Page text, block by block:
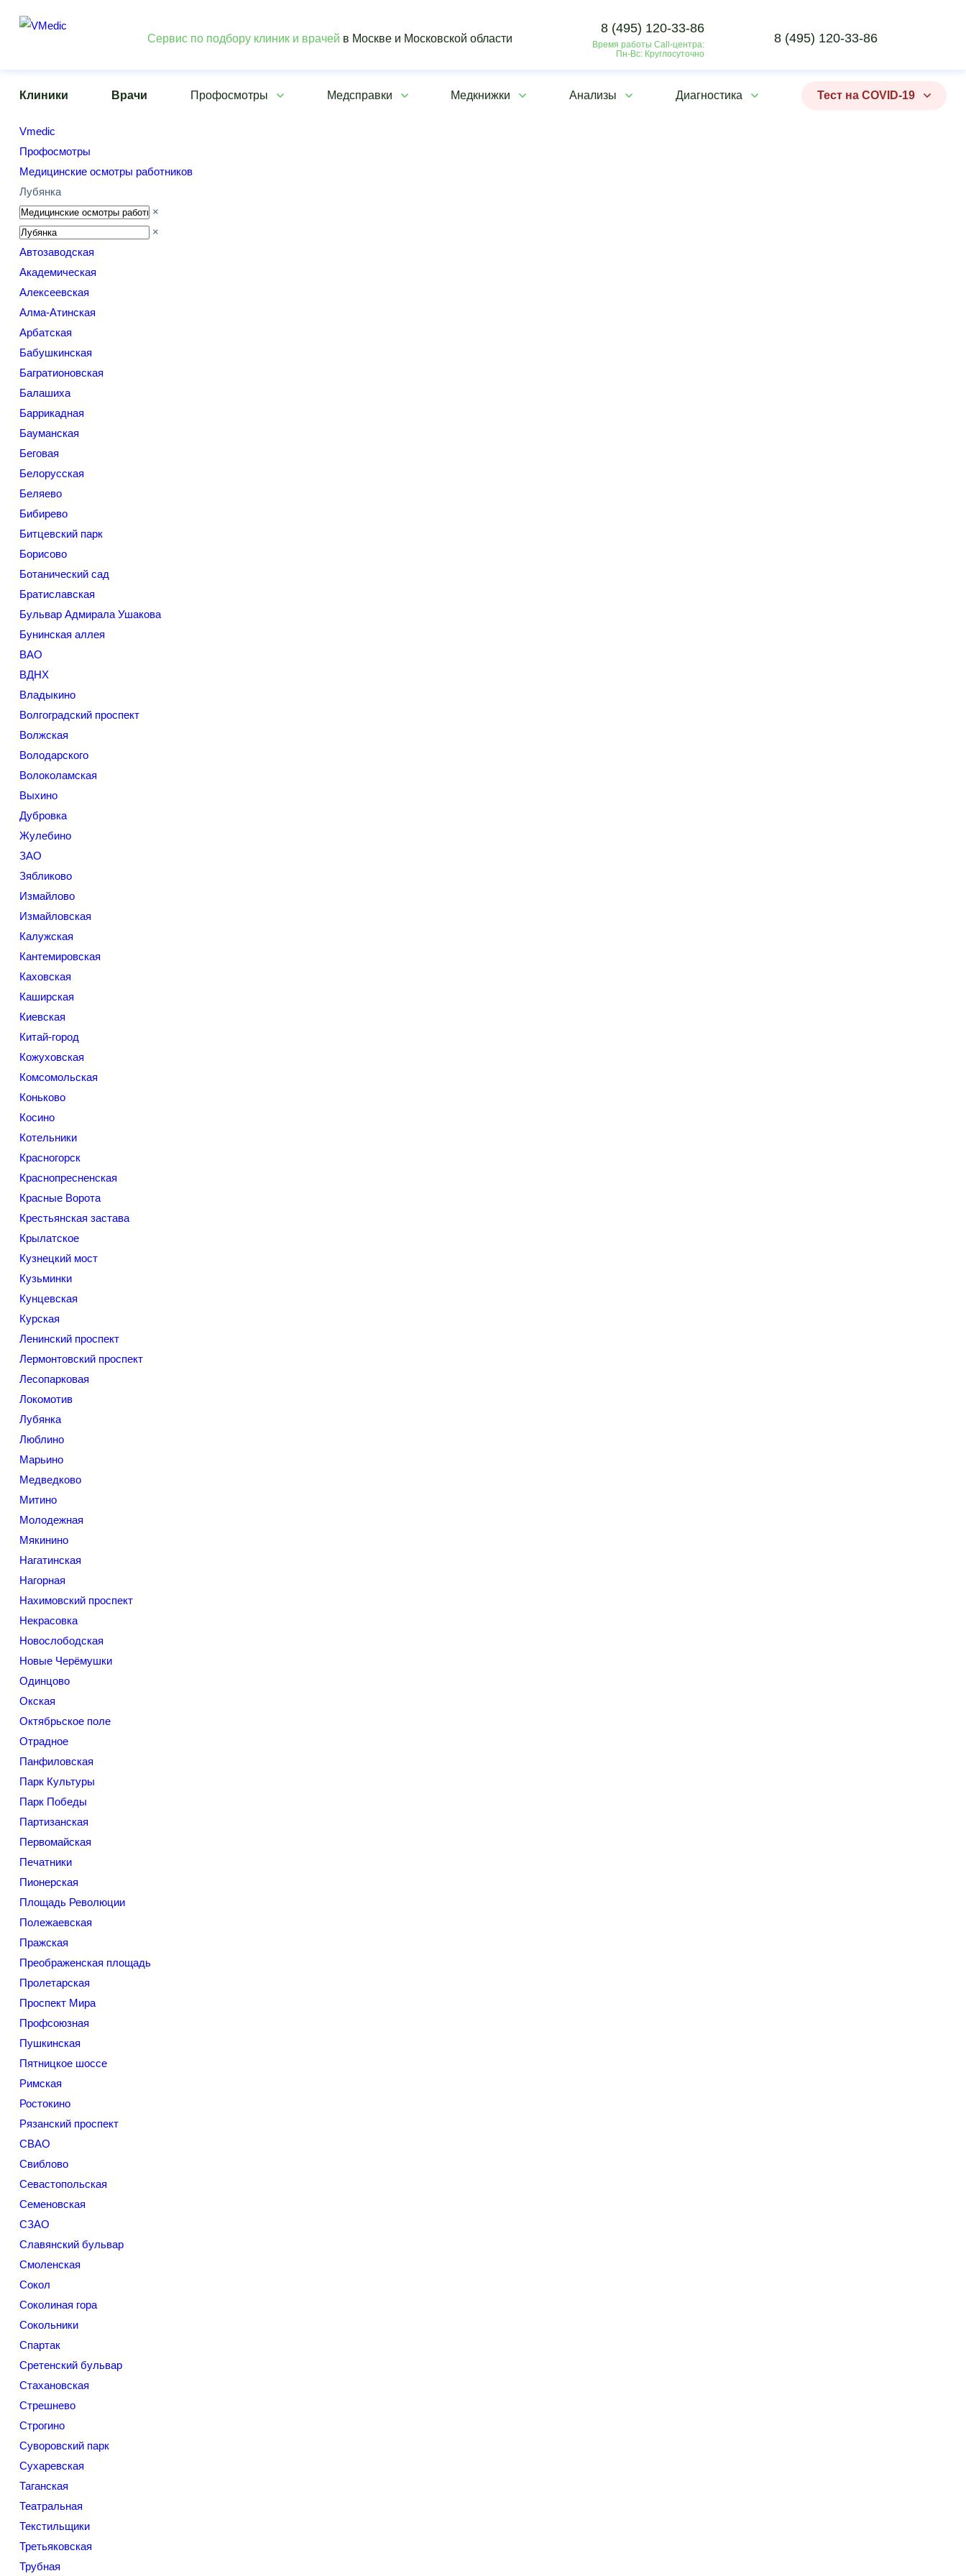
Сервис по подбору клиник и врачей в Москве и Московской области
8 (495) 120-33-86
Время работы Call-центра:
Пн-Вс: Круглосуточно
8 (495) 120-33-86
Клиники Врачи Профосмотры Медсправки Медкнижки Анализы Диагностика Тест на COVID-19
Vmedic
Профосмотры
Медицинские осмотры работников
Лубянка
×
×
Автозаводская
Академическая
Алексеевская
Алма-Атинская
Арбатская
Бабушкинская
Багратионовская
Балашиха
Баррикадная
Бауманская
Беговая
Белорусская
Беляево
Бибирево
Битцевский парк
Борисово
Ботанический сад
Братиславская
Бульвар Адмирала Ушакова
Бунинская аллея
ВАО
ВДНХ
Владыкино
Волгоградский проспект
Волжская
Володарского
Волоколамская
Выхино
Дубровка
Жулебино
ЗАО
Зябликово
Измайлово
Измайловская
Калужская
Кантемировская
Каховская
Каширская
Киевская
Китай-город
Кожуховская
Комсомольская
Коньково
Косино
Котельники
Красногорск
Краснопресненская
Красные Ворота
Крестьянская застава
Крылатское
Кузнецкий мост
Кузьминки
Кунцевская
Курская
Ленинский проспект
Лермонтовский проспект
Лесопарковая
Локомотив
Лубянка
Люблино
Марьино
Медведково
Митино
Молодежная
Мякинино
Нагатинская
Нагорная
Нахимовский проспект
Некрасовка
Новослободская
Новые Черёмушки
Одинцово
Окская
Октябрьское поле
Отрадное
Панфиловская
Парк Культуры
Парк Победы
Партизанская
Первомайская
Печатники
Пионерская
Площадь Революции
Полежаевская
Пражская
Преображенская площадь
Пролетарская
Проспект Мира
Профсоюзная
Пушкинская
Пятницкое шоссе
Римская
Ростокино
Рязанский проспект
СВАО
Свиблово
Севастопольская
Семеновская
СЗАО
Славянский бульвар
Смоленская
Сокол
Соколиная гора
Сокольники
Спартак
Сретенский бульвар
Стахановская
Стрешнево
Строгино
Суворовский парк
Сухаревская
Таганская
Театральная
Текстильщики
Третьяковская
Трубная